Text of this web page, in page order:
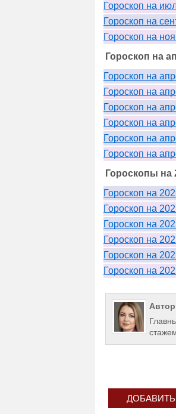
Гороскоп на
Гороскоп на
Гороскоп на
Гороскоп на
Гороскоп на
Гороскоп на
Гороскоп на
Гороскоп на
Гороскоп на
Гороскоп на
Гороскопы на
Гороскоп на
Гороскоп на
Гороскоп на
Гороскоп на
Гороскоп на
Гороскоп на